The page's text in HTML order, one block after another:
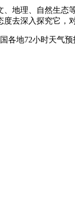
地理、自然生
去深入探究它，
地72小时天气